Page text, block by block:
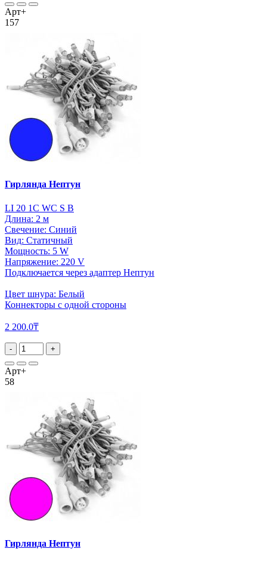
Арт+
157
Гирлянда Нептун
LI 20 1C WC S B
Длина: 2 м
Свечение: Синий
Вид: Статичный
Мощность: 5 W
Напряжение: 220 V
Подключается через адаптер Нептун
Цвет шнура: Белый
Коннекторы с одной стороны
2 200.0₸
- +
Арт+
58
Гирлянда Нептун